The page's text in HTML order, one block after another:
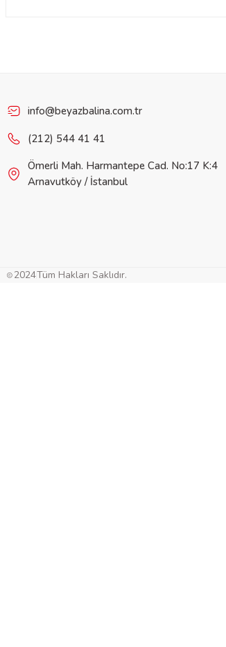
Ürün açıklamasında eksik bilgiler bulunuyor.
Bu ürüne benzer farklı alternatifler olmalı.
info@beyazbalina.com.tr
(212) 544 41 41
Ömerli Mah. Harmantepe Cad. No:17 K:4
Arnavutköy / İstanbul
2024Tüm Hakları Saklıdır.